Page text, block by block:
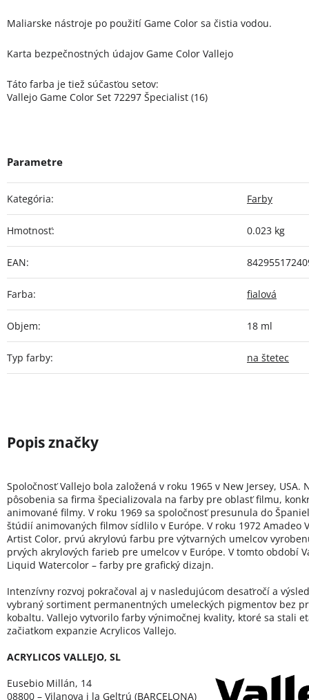
Maliarske nástroje po použití Game Color sa čistia vodou.
Karta bezpečnostných údajov Game Color Vallejo
Táto farba je tiež súčasťou setov:
Vallejo Game Color Set 72297 Špecialist (16)
Kategória: Farby
Hmotnosť: 0.023 kg
EAN:
Farba: fialová
Objem: 18 ml
Typ farby: na štetec
Spoločnosť Vallejo bola založená v roku 1965 v New Jersey, USA.
pôsobenia sa firma špecializovala na farby pre oblasť filmu,
animované filmy. V roku 1969 sa spoločnosť presunula do
štúdií animovaných filmov sídlilo v Európe. V roku 1972 Amadeo
Artist Color, prvú akrylovú farbu pre výtvarných umelcov
prvých akrylových farieb pre umelcov v Európe. V tomto období
Liquid Watercolor – farby pre grafický dizajn.
Intenzívny rozvoj pokračoval aj v nasledujúcom desaťročí a
vybraný sortiment permanentných umeleckých pigmentov bez
kobaltu. Vallejo vytvorilo farby výnimočnej kvality, ktoré sa stali
začiatkom expanzie Acrylicos Vallejo.
ACRYLICOS VALLEJO, SL
Eusebio Millán, 14
08800 – Vilanova i la Geltrú (BARCELONA)